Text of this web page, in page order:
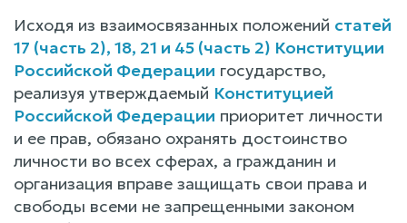
Исходя из взаимосвязанных положений статей
17 (часть 2), 18, 21 и 45 (часть 2) Конституции
Российской Федерации государство,
реализуя утверждаемый Конституцией
Российской Федерации приоритет личности
и ее прав, обязано охранять достоинство
личности во всех сферах, а гражданин и
организация вправе защищать свои права и
свободы всеми не запрещенными законом